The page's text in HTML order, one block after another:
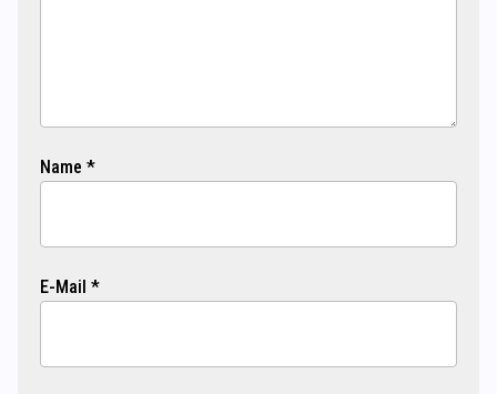
Name *
E-Mail *